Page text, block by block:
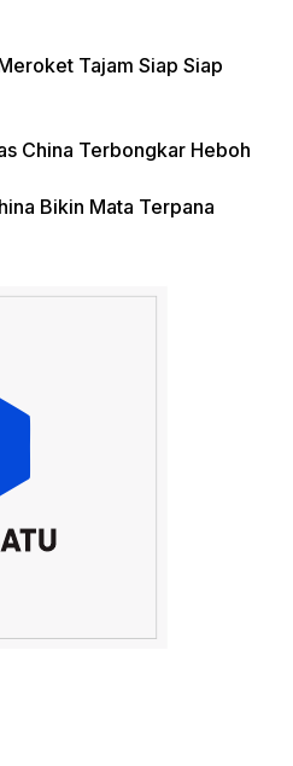
Tajam Siap Siap
China Terbongkar Heboh
Bikin Mata Terpana